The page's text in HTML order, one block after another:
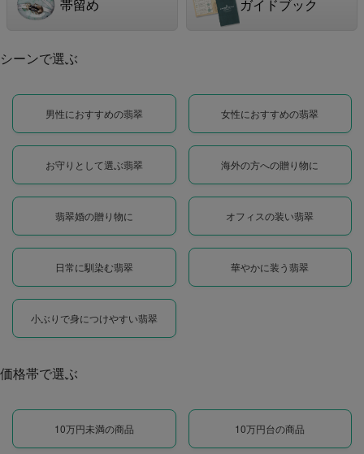
帯留め ガイドブック
シーンで選ぶ
男性におすすめの翡翠 女性におすすめの翡翠
お守りとして選ぶ翡翠 海外の方への贈り物に
翡翠婚の贈り物に オフィスの装い翡翠
日常に馴染む翡翠 華やかに装う翡翠
小ぶりで身につけやすい翡翠
価格帯で選ぶ
10万円未満の商品 10万円台の商品